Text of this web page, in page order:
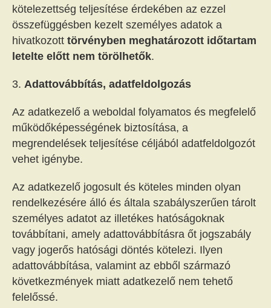
kötelezettség teljesítése érdekében az ezzel
összefüggésben kezelt személyes adatok a
hivatkozott törvényben meghatározott időtartam
letelte előtt nem törölhetők.
Adattovábbítás, adatfeldolgozás
Az adatkezelő a weboldal folyamatos és megfelelő
működőképességének biztosítása, a
megrendelések teljesítése céljából adatfeldolgozót
vehet igénybe.
Az adatkezelő jogosult és köteles minden olyan
rendelkezésére álló és általa szabályszerűen tárolt
személyes adatot az illetékes hatóságoknak
továbbítani, amely adattovábbításra őt jogszabály
vagy jogerős hatósági döntés kötelezi. Ilyen
adattovábbítása, valamint az ebből származó
következmények miatt adatkezelő nem tehető
felelőssé.